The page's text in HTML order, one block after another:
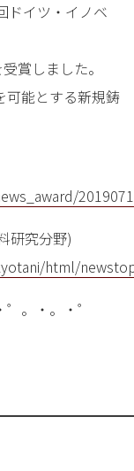
ドイツ・イノベ
賞しました。
可能とする新規鋳
研究分野)
html/
・。・゜